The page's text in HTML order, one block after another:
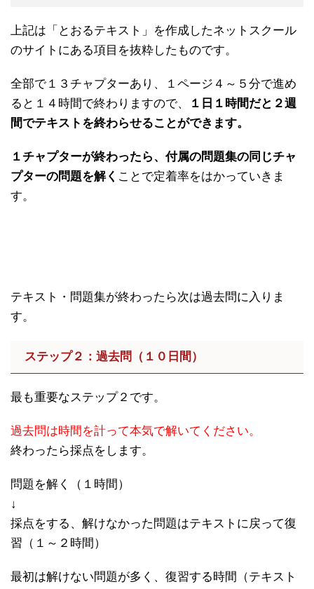
上記は「とおるテキスト」を作成したネットスクール
のサイトにある項目を抜粋したものです。
全部で１３チャプターあり、１ページ４～５分で進め
ると１４時間で終わりますので、
１日１時間だと２週
間でテキストを終わらせることができます。
１チャプターが終わったら、付属の問題集の同じチャ
プターの問題を解く ことで定着率をはかっていきま
す。
テキスト・問題集が終わったら次は過去問に入りま
す。
ステップ２：過去問（１０日間）
最も重要なステップ２です。
過去問は時間を計って本気で解いてください。
終わったら採点をします。
問題を解く（１時間）
↓
採点をする、解けなかった問題はテキストに戻って復
習（１～２時間）
最初は解けない問題が多く、復習する時間（テキスト